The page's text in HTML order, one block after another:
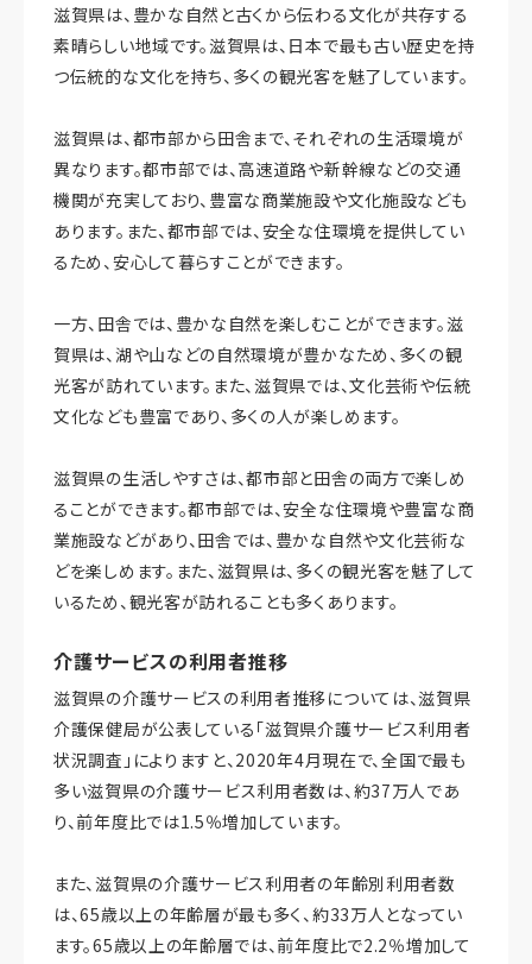
滋賀県は、豊かな自然と古くから伝わる文化が共存する
素晴らしい地域です。滋賀県は、日本で最も古い歴史を持
つ伝統的な文化を持ち、多くの観光客を魅了しています。
滋賀県は、都市部から田舎まで、それぞれの生活環境が
異なります。都市部では、高速道路や新幹線などの交通
機関が充実しており、豊富な商業施設や文化施設なども
あります。また、都市部では、安全な住環境を提供してい
るため、安心して暮らすことができます。
一方、田舎では、豊かな自然を楽しむことができます。滋
賀県は、湖や山などの自然環境が豊かなため、多くの観
光客が訪れています。また、滋賀県では、文化芸術や伝統
文化なども豊富であり、多くの人が楽しめます。
滋賀県の生活しやすさは、都市部と田舎の両方で楽しめ
ることができます。都市部では、安全な住環境や豊富な商
業施設などがあり、田舎では、豊かな自然や文化芸術な
どを楽しめます。また、滋賀県は、多くの観光客を魅了して
いるため、観光客が訪れることも多くあります。
介護サービスの利用者推移
滋賀県の介護サービスの利用者推移については、滋賀県
介護保健局が公表している「滋賀県介護サービス利用者
状況調査」によりますと、2020年4月現在で、全国で最も
多い滋賀県の介護サービス利用者数は、約37万人であ
り、前年度比では1.5％増加しています。
また、滋賀県の介護サービス利用者の年齢別利用者数
は、65歳以上の年齢層が最も多く、約33万人となってい
ます。65歳以上の年齢層では、前年度比で2.2％増加して